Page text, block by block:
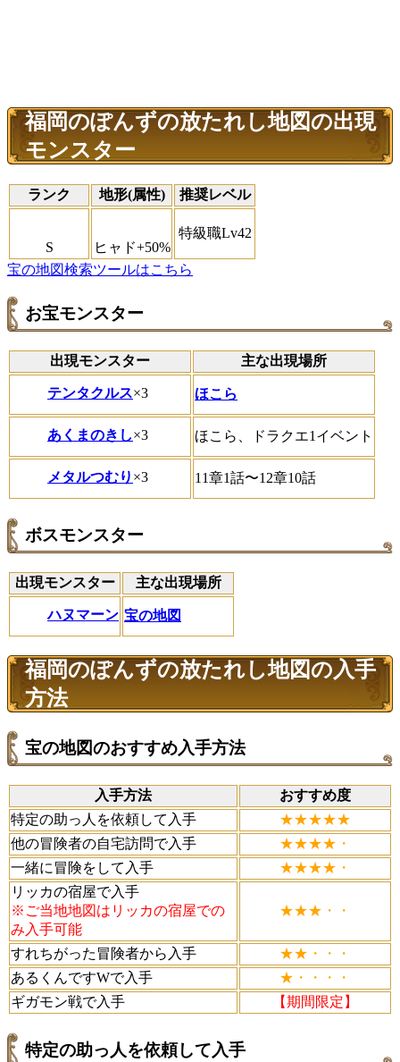
福岡のぽんずの放たれし地図の出現
モンスター
ランク 地形(属性) 推奨レベル
S ヒャド+50%
特級職Lv42
宝の地図検索ツールはこちら
お宝モンスター
出現モンスター 主な出現場所
テンタクルス×3 ほこら
あくまのきし×3 ほこら、ドラクエ1イベント
メタルつむり ×3 11章1話〜12章10話
ボスモンスター
出現モンスター 主な出現場所
ハヌマーン 宝の地図
福岡のぽんずの放たれし地図の入手
方法
宝の地図のおすすめ入手方法
入手方法
おすすめ度
特定の助っ人を依頼して入手
★★★★★
他の冒険者の自宅訪問で入手
★★★★・
一緒に冒険をして入手
★★★★・
リッカの宿屋で入手
※ご当地地図はリッカの宿屋での
み入手可能
★★★・・
すれちがった冒険者から入手
★★・・・
あるくんですWで入手
★・・・・
ギガモン戦で入手
【期間限定】
特定の助っ人を依頼して入手